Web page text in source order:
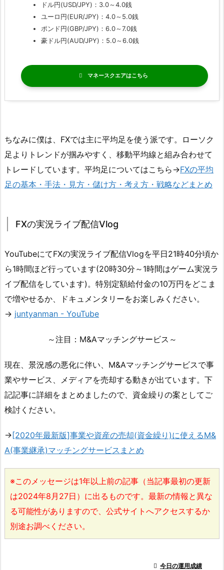
ドル円(USD/JPY)：3.0～4.0銭
ユーロ円(EUR/JPY)：4.0～5.0銭
ポンド円(GBP/JPY)：6.0～7.0銭
豪ドル円(AUD/JPY)：5.0～6.0銭
マネースクエア
ちなみに僕は、FXでは主に平均足を使う派です。ローソク
足よりトレンドが掴みやすく、移動平均線と組み合わせて
トレードしています。平均足についてはこちら→FXの平均
足の基本・手法・見方・儲け方・考え方・戦略などまとめ
FXの実況ライブ配信Vlog
YouTubeにてFXの実況ライブ配信Vlogを平日21時40分頃か
ら1時間ほど行っています(20時30分～1時間はゲーム実況ラ
イブ配信をしています)。特別定額給付金の10万円をどこま
で増やせるか、ドキュメンタリーをお楽しみください。
→ juntyanman - YouTube
～注目：M&Aマッチングサービス～
現在、景況感の悪化に伴い、M&Aマッチングサービスで事
業やサービス、メディアを売却する動きが出ています。下
記記事に詳細をまとめましたので、資金繰りの案としてご
検討ください。
→[2020年最新版]事業や資産の売却(資金繰り)に使えるM&
A(事業継承)マッチングサービスまとめ
※このメッセージは1年以上前の記事（当記事最初の更新
は2024年8月27日）に出るものです。最新の情報と異な
る可能性がありますので、公式サイトへアクセスするか
別途お調べください。
 今日の運用成績